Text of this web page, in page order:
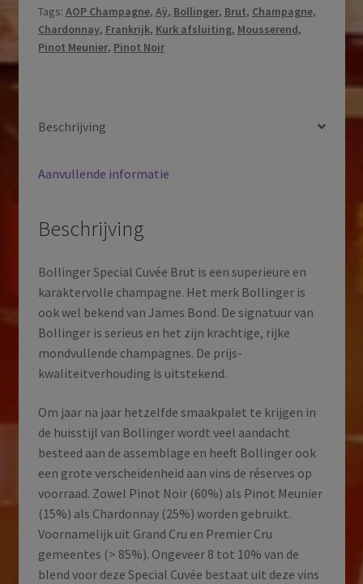
|
Aÿ
|
Marne
AOP
Frankrijk
Tags: AOP Champagne, Aÿ, Bollinger, Brut, Champagne,
Chardonnay, Frankrijk, Kurk afsluiting, Mousserend,
Pinot Meunier, Pinot Noir
Beschrijving
Aanvullende informatie
Beschrijving
Bollinger Special Cuvée Brut is een superieure en
karaktervolle champagne. Het merk Bollinger is
ook wel bekend van James Bond. De signatuur van
Bollinger is serieus en het zijn krachtige, rijke
mondvullende champagnes. De prijs-
kwaliteitverhouding is uitstekend.
Om jaar na jaar hetzelfde smaakpalet te krijgen in
de huisstijl van Bollinger wordt veel aandacht
besteed aan de assemblage en heeft Bollinger ook
een grote verscheidenheid aan vins de réserves op
voorraad. Zowel Pinot Noir (60%) als Pinot Meunier
(15%) als Chardonnay (25%) worden gebruikt.
Voornamelijk uit Grand Cru en Premier Cru
gemeentes (> 85%). Ongeveer 8 tot 10% van de
blend voor deze Special Cuvée bestaat uit deze vins